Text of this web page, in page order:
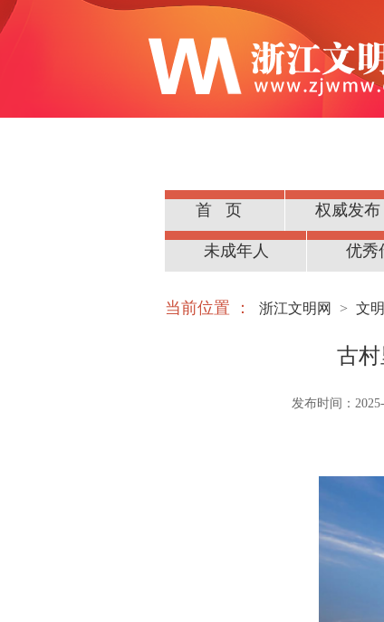
首页 权威发布
公民道德
未成年人 优秀
当前位置 ： 浙江文明网 > 文
古
发布时间：